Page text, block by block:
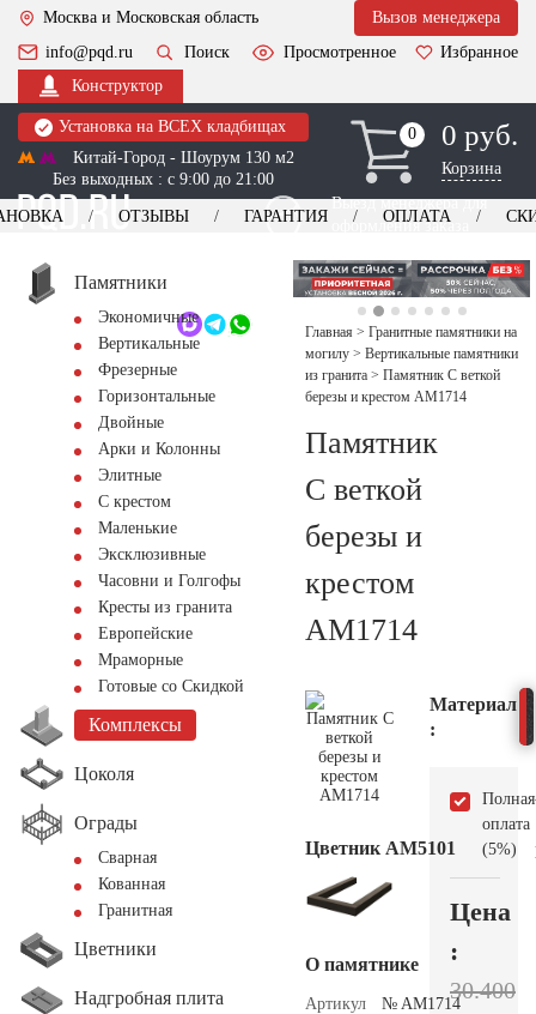
Москва и Московская область
Вызов менеджера
info@pqd.ru
Поиск Просмотренное
Избранное
Конструктор
Установка на ВСЕХ кладбищах
Китай-Город - Шоурум 130 м2
Без выходных : с 9:00 до 21:00
0
0 0 руб.
Корзина
Выезд менеджера для
оформления заказа
+7 (495) 518-44-23
Обратный звонок
ОТЗЫВЫ ГАРАНТИЯ ОПЛАТА
Памятники
Экономичные
Вертикальные
Фрезерные
Горизонтальные
Двойные
Арки и Колонны
Элитные
С крестом
Маленькие
Эксклюзивные
Часовни и Голгофы
Кресты из гранита
Европейские
Мраморные
Готовые со Скидкой
Комплексы
Цоколя
Ограды
Сварная
Кованная
Гранитная
Цветники
Надгробная плита
Главная > Гранитные памятники на
могилу > Вертикальные памятники
из гранита > Памятник С веткой
березы и крестом AM1714
Памятник
С веткой
березы и
крестом
AM1714
Цветник АМ5101
О памятнике
Артикул
№ AM1714
Материал
:
Полная
оплата
(5%)
Цена
:
30.400